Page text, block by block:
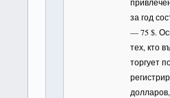
за год
— 75 $.
тех, кто
торгует